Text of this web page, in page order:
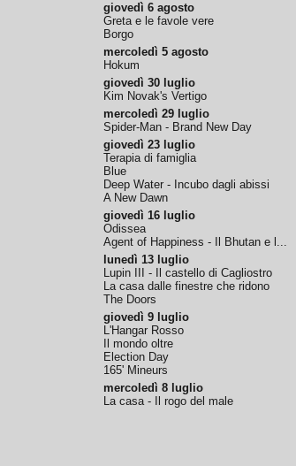
giovedì 6 agosto
Greta e le favole vere
Borgo
mercoledì 5 agosto
Hokum
giovedì 30 luglio
Kim Novak's Vertigo
mercoledì 29 luglio
Spider-Man - Brand New Day
giovedì 23 luglio
Terapia di famiglia
Blue
Deep Water - Incubo dagli abissi
A New Dawn
giovedì 16 luglio
Odissea
Agent of Happiness - Il Bhutan e l...
lunedì 13 luglio
Lupin III - Il castello di Cagliostro
La casa dalle finestre che ridono
The Doors
giovedì 9 luglio
L'Hangar Rosso
Il mondo oltre
Election Day
165' Mineurs
mercoledì 8 luglio
La casa - Il rogo del male